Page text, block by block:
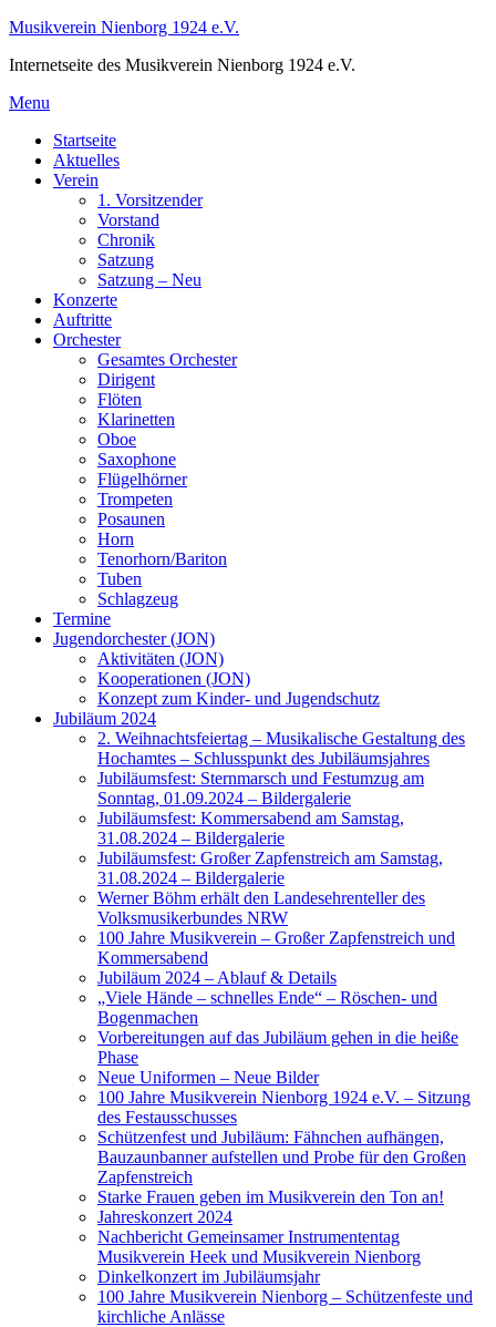
Skip
content
Musikverein Nienborg 1924 e.V.
Internetseite des Musikverein Nienborg 1924 e.V.
Menu
Startseite
Aktuelles
Verein
1. Vorsitzender
Vorstand
Chronik
Satzung
Satzung – Neu
Konzerte
Auftritte
Orchester
Gesamtes Orchester
Dirigent
Flöten
Klarinetten
Oboe
Saxophone
Flügelhörner
Trompeten
Posaunen
Horn
Tenorhorn/Bariton
Tuben
Schlagzeug
Termine
Jugendorchester (JON)
Aktivitäten (JON)
Kooperationen (JON)
Konzept zum Kinder- und Jugendschutz
Jubiläum 2024
2. Weihnachtsfeiertag – Musikalische Gestaltung des
Hochamtes – Schlusspunkt des Jubiläumsjahres
Jubiläumsfest: Sternmarsch und Festumzug am
Sonntag, 01.09.2024 – Bildergalerie
Jubiläumsfest: Kommersabend am Samstag,
31.08.2024 – Bildergalerie
Jubiläumsfest: Großer Zapfenstreich am Samstag,
31.08.2024 – Bildergalerie
Werner Böhm erhält den Landesehrenteller des
Volksmusikerbundes NRW
100 Jahre Musikverein – Großer Zapfenstreich und
Kommersabend
Jubiläum 2024 – Ablauf & Details
„Viele Hände – schnelles Ende“ – Röschen- und
Bogenmachen
Vorbereitungen auf das Jubiläum gehen in die heiße
Phase
Neue Uniformen – Neue Bilder
100 Jahre Musikverein Nienborg 1924 e.V. – Sitzung
des Festausschusses
Schützenfest und Jubiläum: Fähnchen aufhängen,
Bauzaunbanner aufstellen und Probe für den Großen
Zapfenstreich
Starke Frauen geben im Musikverein den Ton an!
Jahreskonzert 2024
Nachbericht Gemeinsamer Instrumententag
Musikverein Heek und Musikverein Nienborg
Dinkelkonzert im Jubiläumsjahr
100 Jahre Musikverein Nienborg – Schützenfeste und
kirchliche Anlässe